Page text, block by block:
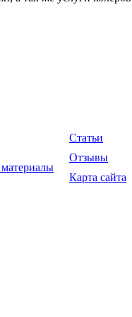
Статьи
Отзывы
Карта сайта